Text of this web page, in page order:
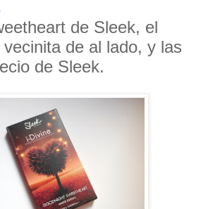
de Sleek, el
de al lado, y las
de Sleek.